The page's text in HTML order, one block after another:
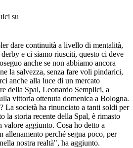
su
dare continuità a livello di mentalità,
e ci siamo riusciti, questo ci deve
anche se non abbiamo ancora
la salvezza, senza fare voli pindarici,
anche alla luce di un mercato
della Spal, Leonardo Semplici, a
vittoria ottenuta domenica a Bologna.
La società ha rinunciato a tanti soldi per
la storia recente della Spal, è rimasto
valore aggiunto. Cosa ho detto a
perché segna poco, per
nostra realtà", ha aggiunto.